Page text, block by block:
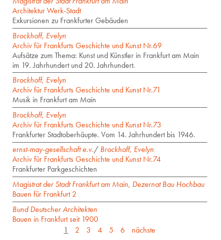
Architektur Werk-Stadt
Exkursionen zu Frankfurter Gebäuden
Brockhoff, Evelyn
Archiv für Frankfurts Geschichte und Kunst Nr.69
Aufsätze zum Thema: Kunst und Künstler in Frankfurt am Main
im 19. Jahrhundert und 20. Jahrhundert.
Brockhoff, Evelyn
Archiv für Frankfurts Geschichte und Kunst Nr.71
Musik in Frankfurt am Main
Brockhoff, Evelyn
Archiv für Frankfurts Geschichte und Kunst Nr.73
Frankfurter Stadtoberhäupte. Vom 14. Jahrhundert bis 1946.
ernst-may-gesellschaft e.v./ Brockhoff, Evelyn
Archiv für Frankfurts Geschichte und Kunst Nr.74
Frankfurter Parkgeschichten
Magistrat der Stadt Frankfurt am Main, Dezernat Bau Hochbau
Bauen für Frankfurt 2
Bund Deutscher Architekten
Bauen in Frankfurt seit 1900
1
2 3 4 5 6 nächste